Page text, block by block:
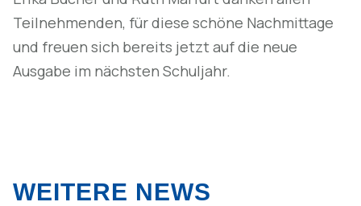
Teilnehmenden, für diese schöne Nachmittage
und freuen sich bereits jetzt auf die neue
Ausgabe im nächsten Schuljahr.
WEITERE NEWS